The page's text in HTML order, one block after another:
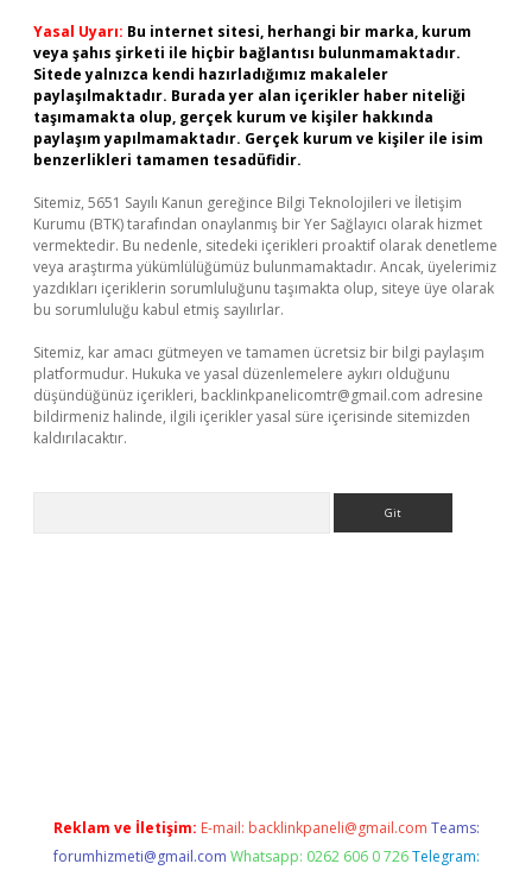
Yasal Uyarı: Bu internet sitesi, herhangi bir marka, kurum
veya şahıs şirketi ile hiçbir bağlantısı bulunmamaktadır.
Sitede yalnızca kendi hazırladığımız makaleler
paylaşılmaktadır. Burada yer alan içerikler haber niteliği
taşımamakta olup, gerçek kurum ve kişiler hakkında
paylaşım yapılmamaktadır. Gerçek kurum ve kişiler ile isim
benzerlikleri tamamen tesadüfidir.
Sitemiz, 5651 Sayılı Kanun gereğince Bilgi Teknolojileri ve İletişim
Kurumu (BTK) tarafından onaylanmış bir Yer Sağlayıcı olarak hizmet
vermektedir. Bu nedenle, sitedeki içerikleri proaktif olarak denetleme
veya araştırma yükümlülüğümüz bulunmamaktadır. Ancak, üyelerimiz
yazdıkları içeriklerin sorumluluğunu taşımakta olup, siteye üye olarak
bu sorumluluğu kabul etmiş sayılırlar.
Sitemiz, kar amacı gütmeyen ve tamamen ücretsiz bir bilgi paylaşım
platformudur. Hukuka ve yasal düzenlemelere aykırı olduğunu
düşündüğünüz içerikleri, backlinkpanelicomtr@gmail.com adresine
bildirmeniz halinde, ilgili içerikler yasal süre içerisinde sitemizden
kaldırılacaktır.
Reklam ve İletişim: E-mail: backlinkpaneli@gmail.com Teams:
forumhizmeti@gmail.com Whatsapp: 0262 606 0 726 Telegram: